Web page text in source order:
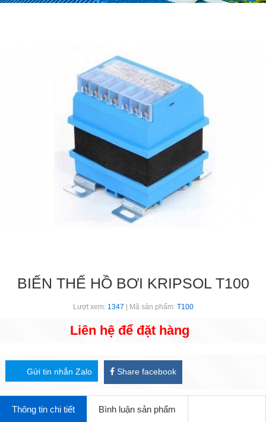
BIẾN THẾ HỒ BƠI KRIPSOL T100
Lượt xem: 1347 | Mã sản phẩm: T100
Liên hệ để đặt hàng
Gửi tin nhắn Zalo Share facebook
Thông tin chi tiết Bình luận sản phẩm